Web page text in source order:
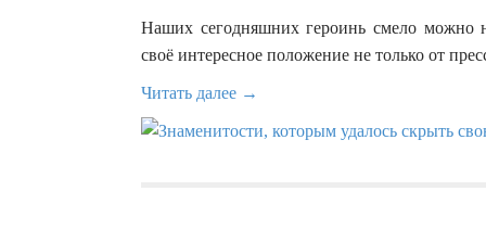
Наших сегодняшних героинь смело можно
своё интересное положение не только от
Читать далее →